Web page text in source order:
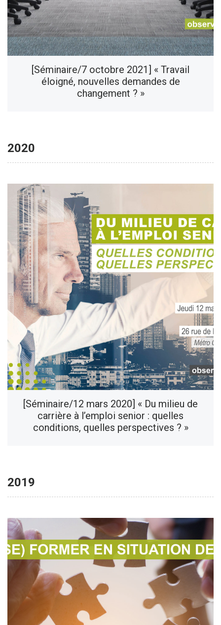
[Séminaire/7 octobre 2021] « Travail
éloigné, nouvelles demandes de
changement ? »
2020
[Séminaire/12 mars 2020] « Du milieu de
carrière à l’emploi senior : quelles
conditions, quelles perspectives ? »
2019